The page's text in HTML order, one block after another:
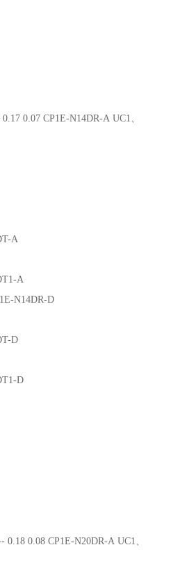
0.07 CP1E-N14DR-A UC1、
A
A
N14DR-D
D
D
0.08 CP1E-N20DR-A UC1、